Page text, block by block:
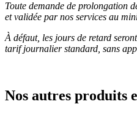
Toute demande de prolongation
et validée par nos services au
À défaut, les jours de retard
tarif journalier standard, sans
Nos autres produits